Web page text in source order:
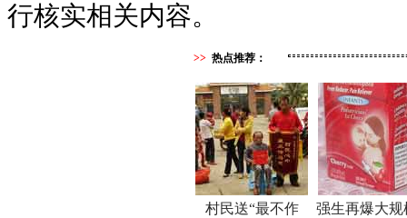
行核实相关内容。
>> 热点推荐：
村民送“最不作
强生再爆大规